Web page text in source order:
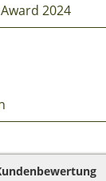
2024